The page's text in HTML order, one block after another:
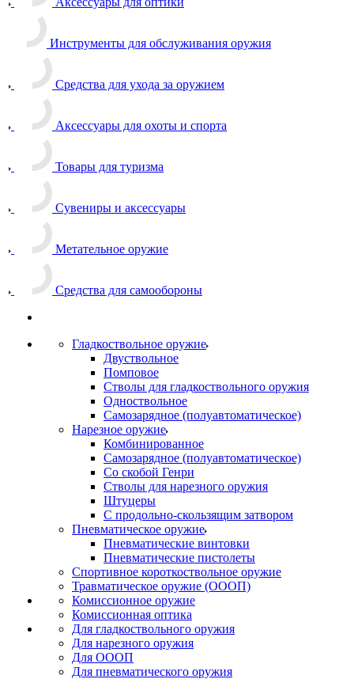
Инструменты для обслуживания оружия
Средства для ухода за оружием
Аксессуары для охоты и спорта
Товары для туризма
Сувениры и аксессуары
Метательное оружие
Средства для самообороны
Гладкоствольное оружие
Двуствольное
Помповое
Стволы для гладкоствольного оружия
Одноствольное
Самозарядное (полуавтоматическое)
Нарезное оружие
Комбинированное
Самозарядное (полуавтоматическое)
Со скобой Генри
Стволы для нарезного оружия
Штуцеры
С продольно-скользящим затвором
Пневматическое оружие
Пневматические винтовки
Пневматические пистолеты
Спортивное короткоствольное оружие
Травматическое оружие (ОООП)
Комиссионное оружие
Комиссионная оптика
Для гладкоствольного оружия
Для нарезного оружия
Для ОООП
Для пневматического оружия